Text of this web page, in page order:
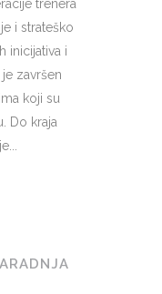
trenera
i strateško
inicijativa i
završen
koji su
Do kraja